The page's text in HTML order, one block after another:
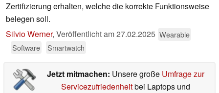
Zertifizierung erhalten, welche die korrekte Funktionsweise
belegen soll.
Silvio Werner, Veröffentlicht am27.02.2025 Wearable
Software
Smartwatch
Jetzt mitmachen: Unsere große Umfrage zur
Servicezufriedenheitbei Laptops und